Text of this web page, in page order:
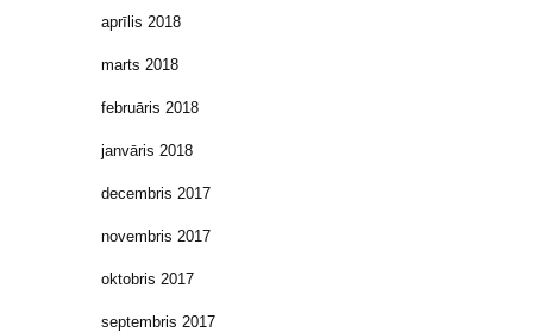
aprīlis 2018
marts 2018
februāris 2018
janvāris 2018
decembris 2017
novembris 2017
oktobris 2017
septembris 2017